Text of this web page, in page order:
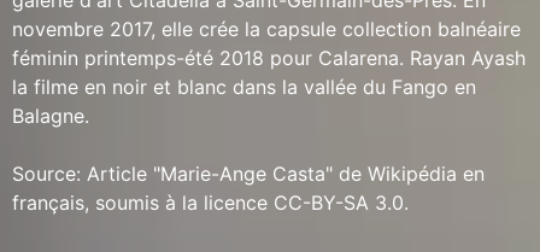
novembre 2017, elle crée la capsule collection balnéaire
féminin printemps-été 2018 pour Calarena. Rayan Ayash
la filme en noir et blanc dans la vallée du Fango en
Balagne.
Source: Article "Marie-Ange Casta" de Wikipédia en
français, soumis à la licence CC-BY-SA 3.0.